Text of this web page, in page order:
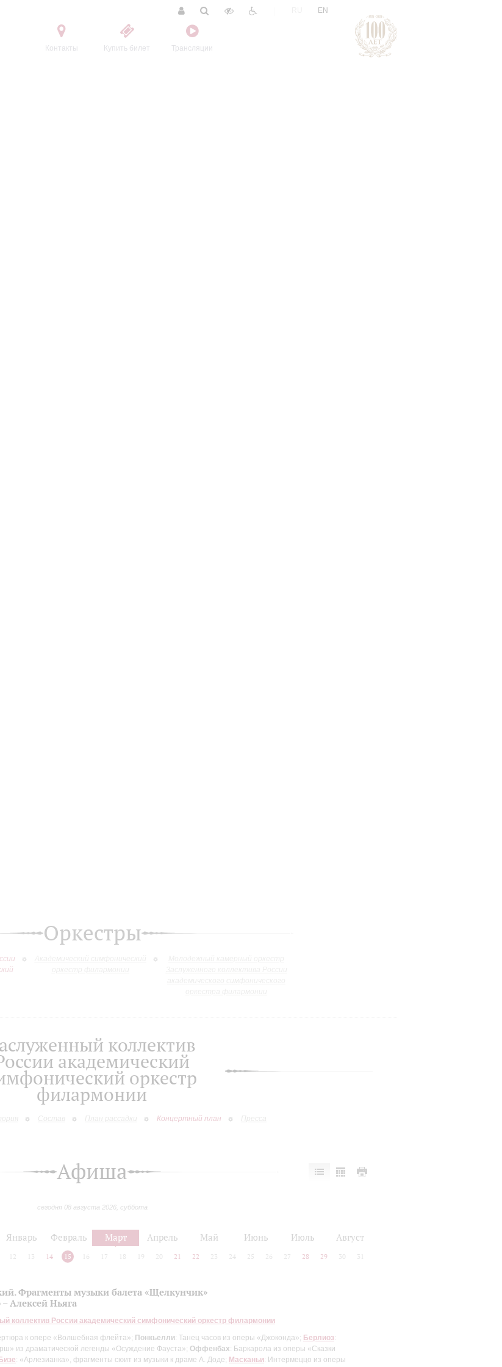
Контакты Купить билет Трансляции
EN
Оркестры
коллектив
академический
оркестр
филармонии
Состав План рассадки Концертный план Пресса
Афиша
сегодня 08 августа 2026, суббота
Январь Февраль Март Апрель Май Июнь Июль Август
12 13 14 15 16 17 18 19 20 21 22 23 24 25 26 27 28 29 30 31
Фрагменты музыки балета «Щелкунчик»
Алексей Ньяга
коллектив России академический симфонический оркестр филармонии
к опере «Волшебная флейта»; Понкьелли: Танец часов из оперы «Джоконда»; Берлиоз:
из драматической легенды «Осуждение Фауста»; Оффенбах: Баркарола из оперы «Сказки
Бизе: «Арлезианка», фрагменты сюит из музыки к драме А. Доде; Масканьи: Интермеццо из оперы